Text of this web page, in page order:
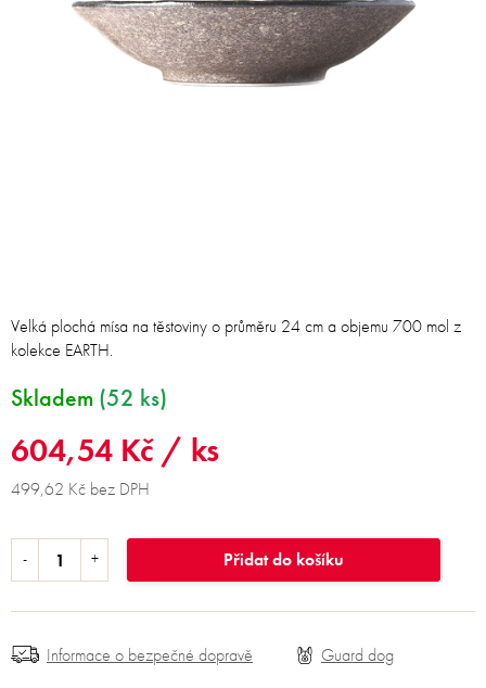
604,54 Kč / ks
499,62 Kč bez DPH
Skladem (52 ks)
Přidat do košíku
Velká plochá mísa na těstoviny o průměru 24 cm a objemu 700 mol z
kolekce EARTH.
Informace o bezpečné dopravě